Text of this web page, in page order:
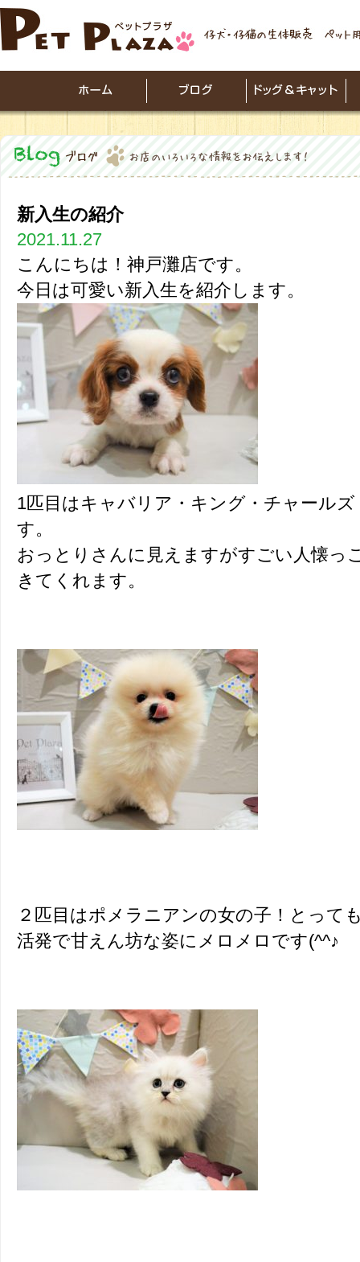
新入生の紹介
2021.11.27
こんにちは！神戸灘店です。
今日は可愛い新入生を紹介します。
1匹目はキャバリア・キング・チャール
す。
おっとりさんに見えますがすごい人懐っ
きてくれます。
２匹目はポメラニアンの女の子！とって
活発で甘えん坊な姿にメロメロです(^^♪